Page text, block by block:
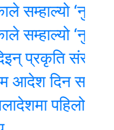
‘नुवाकोट
‘नुवाकोट
संरक्षण
दिन सर्वोच्चको
पहिलो आम